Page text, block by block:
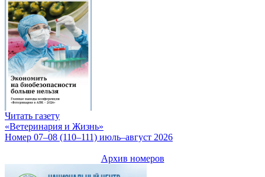
Читать газету
«Ветеринария и Жизнь»
Номер 07–08 (110–111) июль–август 2026
Архив номеров